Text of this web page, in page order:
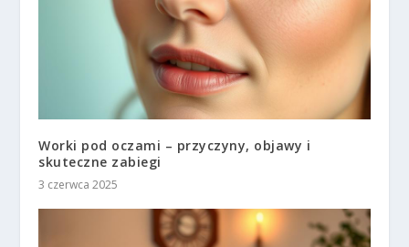
Worki pod oczami – przyczyny, objawy i
skuteczne zabiegi
3 czerwca 2025